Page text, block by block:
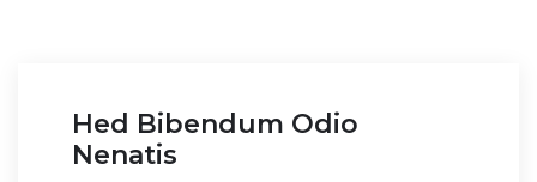
Hed Bibendum Odio
Nenatis